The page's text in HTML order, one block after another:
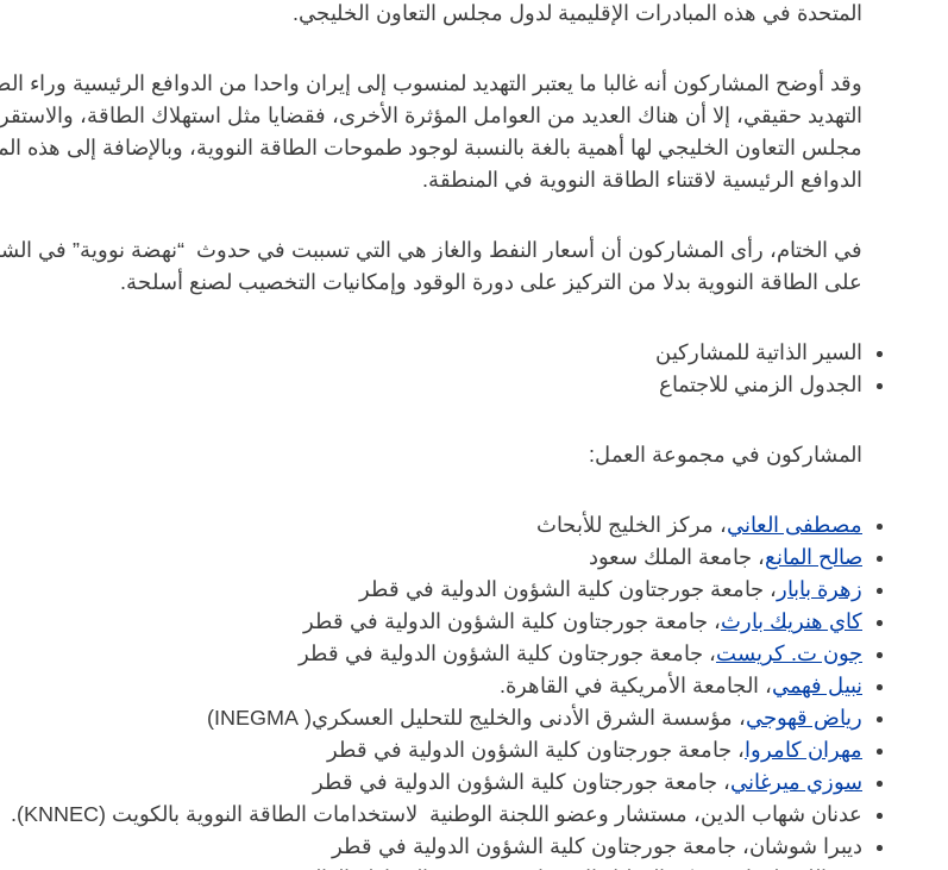
المتحدة في هذه المبادرات الإقليمية لدول مجلس التعاون الخليجي.
وقد أوضح المشاركون أنه غالبا ما يعتبر التهديد لمنسوب إلى إيران واحدا من الدوافع الرئيسية
التهديد حقيقي، إلا أن هناك العديد من العوامل المؤثرة الأخرى، فقضايا مثل استهلاك الطاقة،
مجلس التعاون الخليجي لها أهمية بالغة بالنسبة لوجود طموحات الطاقة النووية، وبالإضافة إلى هذه
الدوافع الرئيسية لاقتناء الطاقة النووية في المنطقة.
في الختام، رأى المشاركون أن أسعار النفط والغاز هي التي تسببت في حدوث “نهضة نووية” في
على الطاقة النووية بدلا من التركيز على دورة الوقود وإمكانيات التخصيب لصنع أسلحة.
السير الذاتية للمشاركين
الجدول الزمني للاجتماع
المشاركون في مجموعة العمل:
مصطفى العاني، مركز الخليج للأبحاث
صالح المانع، جامعة الملك سعود
زهرة بابار ، جامعة جورجتاون كلية الشؤون الدولية في قطر
كاي هنريك بارث، جامعة جورجتاون كلية الشؤون الدولية في قطر
جون ت. كريست، جامعة جورجتاون كلية الشؤون الدولية في قطر
نبيل فهمي، الجامعة الأمريكية في القاهرة.
رياض قهوجي، مؤسسة الشرق الأدنى والخليج للتحليل العسكري( INEGMA)
مهران كامروا ، جامعة جورجتاون كلية الشؤون الدولية في قطر
سوزي ميرغاني، جامعة جورجتاون كلية الشؤون الدولية في قطر
عدنان شهاب الدين، مستشار وعضو اللجنة الوطنية لاستخدامات الطاقة النووية بالكويت (KNNEC).
ديبرا شوشان، جامعة جورجتاون كلية الشؤون الدولية في قطر